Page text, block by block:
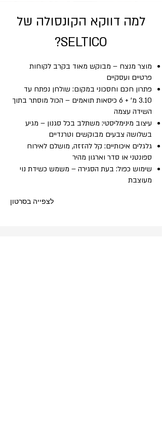
למה דווקא הקונסולה של
SELTICO?
מוצר מנצח – מבוקש מאוד בקרב לקוחות
פרטיים ועסקיים
פתרון חכם וחסכוני במקום: שולחן נפתח עד
3.10 מ' + 6 כיסאות תואמים – הכול מוסתר בתוך
השידה עצמה
עיצוב מינימליסטי: משתלב בכל סגנון – מגיע
בשלושה צבעים מבוקשים וטרנדיים
גלגלים איכותיים: קל להזזה, מושלם לאירוח
ספונטני או סדר וארגון מהיר
שימוש כפול: בעת הסגירה – משמש כשידת נוי
מעוצבת
לצפייה בסרטון